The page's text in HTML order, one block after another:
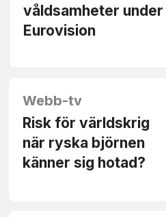
våldsamheter under
Eurovision
Webb-tv
Risk för världskrig
när ryska björnen
känner sig hotad?